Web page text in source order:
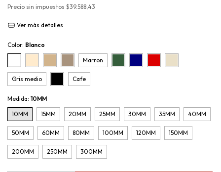
Precio sin impuestos $39.588,43
Ver más detalles
Color: Blanco
Marron
Gris medio Cafe
Medida: 10MM
10MM 15MM 20MM 25MM 30MM 35MM 40MM
50MM 60MM 80MM 100MM 120MM 150MM
200MM 250MM 300MM